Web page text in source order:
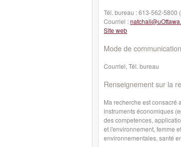
Tél. bureau :613-562-5800
Courriel :
Site web
Mode de
Courriel, Tél. bureau
Renseignement sur la
Ma recherche est consacré
instruments économiques
des competences,
et l'environnement, femme
environnementales, santé